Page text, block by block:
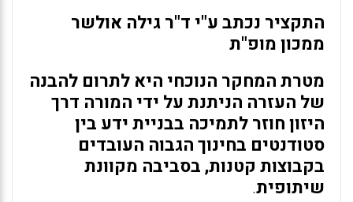
התקציר נכתב ע"י ד"ר גילה אולשר
ממכון מופ"ת
מטרת המחקר הנוכחי היא לתרום להבנה
של העזרה הניתנת על ידי המורה דרך
היזון חוזר לתמיכה בבניית ידע בין
סטודנטים בחינוך הגבוה העובדים
בקבוצות קטנות, בסביבה מקוונת
שיתופית.